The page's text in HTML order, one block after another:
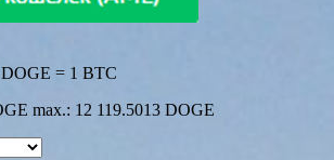
= 1 BTC
max.: 12 119.5013 DOGE